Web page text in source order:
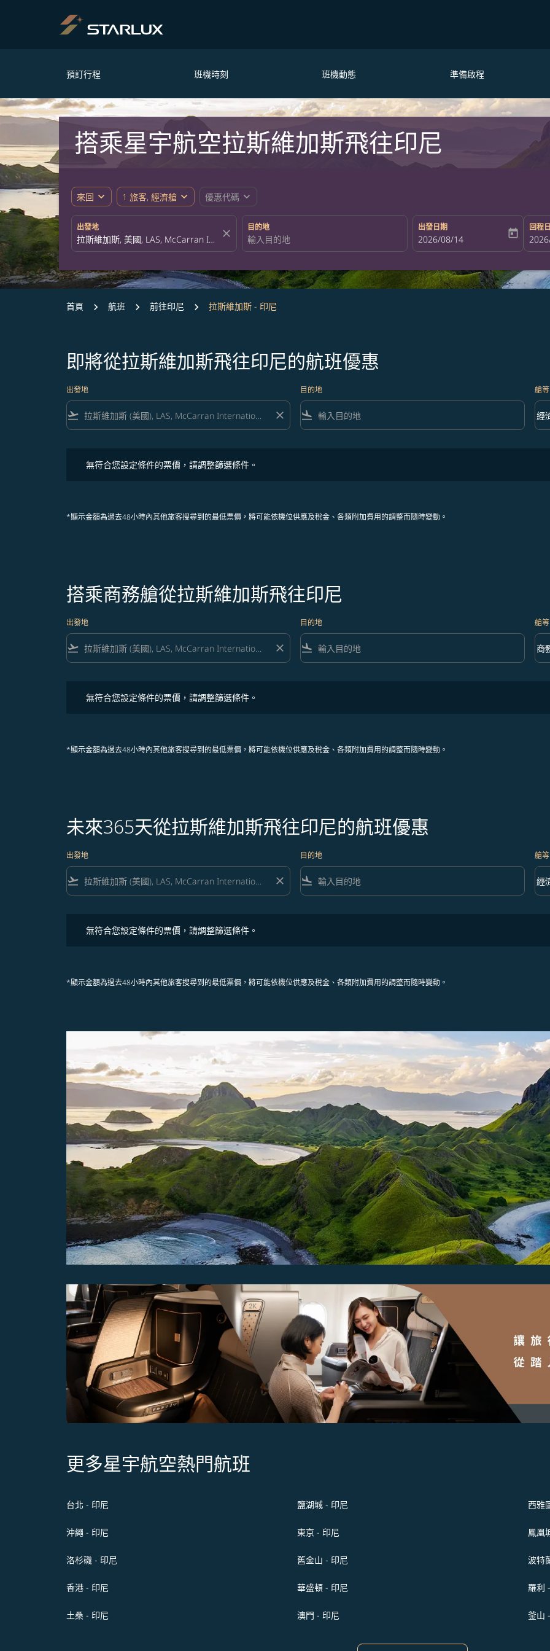
預訂行程 班機時刻 班機動態 準備啟程
搭乘星宇航空拉斯維加斯飛往印尼
來回 expand_more 1 旅客, 經濟艙 expand_more 優惠代碼 expand_more
出發地
close
目的地 出發日期
fc-booking-departure-date-aria-
2026/08/14 today
回程
fc-
首頁 航班 前往印尼 拉斯維加斯 - 印尼
即將從拉斯維加斯飛往印尼的航班優惠
出發地
flight_takeoff close
目的地
flight_land
艙等
艙
經
keyboard_arrow_down
無符合您設定條件的票價，請調整篩選條件。
*顯示金額為過去48小時內其他旅客搜尋到的最低票價，將可能依機位供應及稅金、各類附加費用的調整而隨時變動。
搭乘商務艙從拉斯維加斯飛往印尼
出發地
flight_takeoff close
目的地
flight_land
艙等
艙
商
keyboard_arrow_down
無符合您設定條件的票價，請調整篩選條件。
*顯示金額為過去48小時內其他旅客搜尋到的最低票價，將可能依機位供應及稅金、各類附加費用的調整而隨時變動。
未來365天從拉斯維加斯飛往印尼的航班優惠
出發地
flight_takeoff close
目的地
flight_land
艙等
艙
經
keyboard_arrow_down
無符合您設定條件的票價，請調整篩選條件。
*顯示金額為過去48小時內其他旅客搜尋到的最低票價，將可能依機位供應及稅金、各類附加費用的調整而隨時變動。
更多星宇航空熱門航班
台北 - 印尼 鹽湖城 - 印尼 西雅
沖繩 - 印尼 東京 - 印尼 鳳凰
洛杉磯 - 印尼 舊金山 - 印尼 波特
香港 - 印尼 華盛頓 - 印尼 羅利
土桑 - 印尼 澳門 - 印尼 釜山